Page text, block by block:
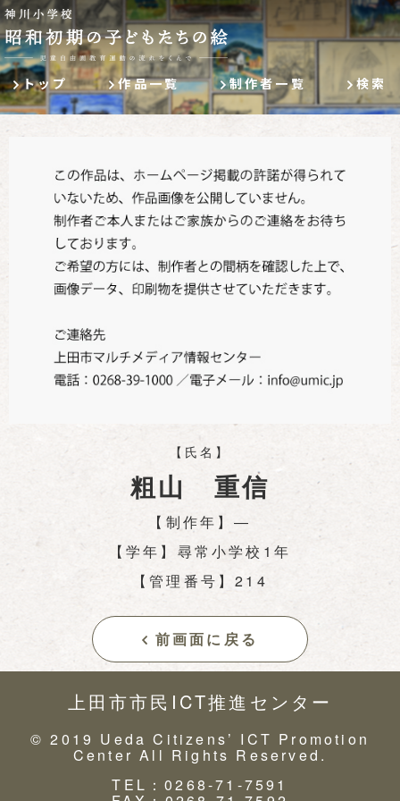
トップ 作品一覧 制作者一覧 検索
【氏名】
粗山 重信
【制作年】―
【学年】尋常小学校1年
【管理番号】214
前画面に戻る
上田市市民ICT推進センター
© 2019 Ueda Citizens’ ICT Promotion
Center All Rights Reserved.
TEL：0268-71-7591